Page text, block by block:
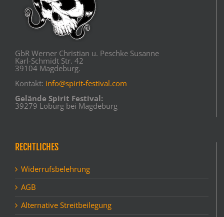
GbR Werner Christian u. Peschke Susanne
Karl-Schmidt Str. 42
39104 Magdeburg.
Kontakt: info@spirit-festival.com
Gelände Spirit Festival:
39279 Loburg bei Magdeburg
RECHTLICHES
Widerrufsbelehrung
AGB
Alternative Streitbeilegung